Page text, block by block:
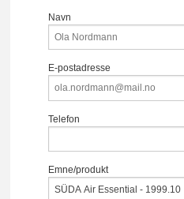
Navn
E-postadresse
Telefon
Emne/produkt